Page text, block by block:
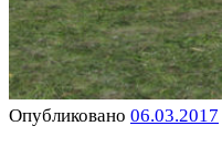
Опубликовано 06.03.2017